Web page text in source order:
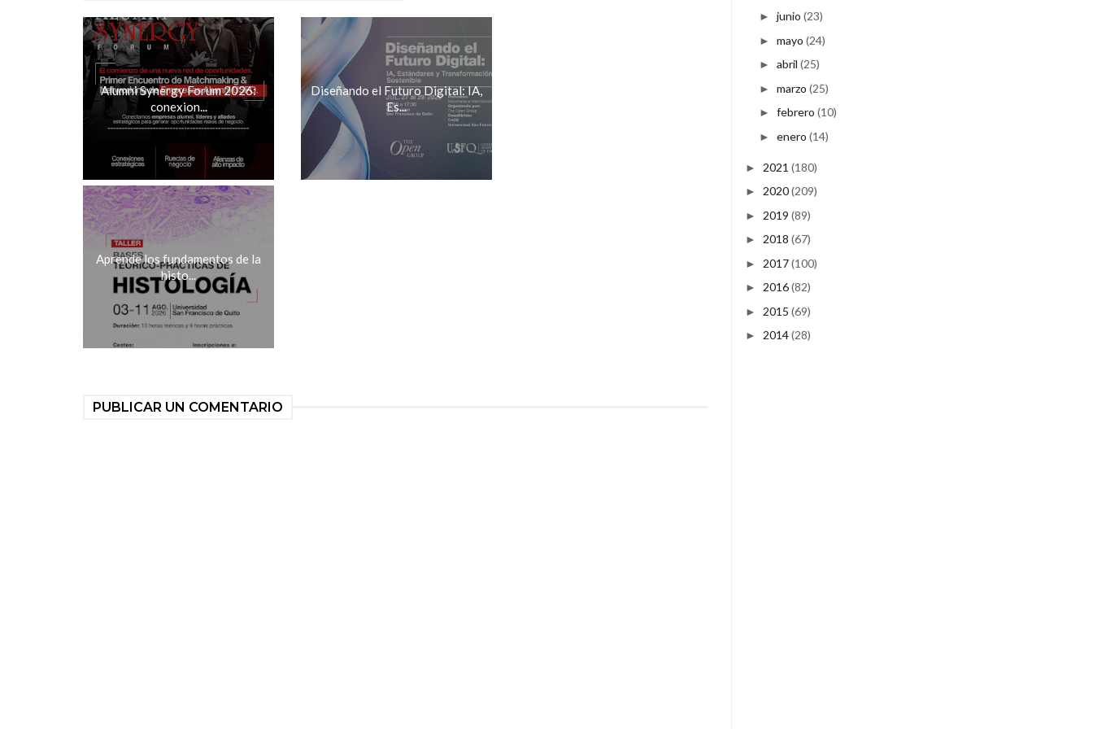
Alumni Synergy Forum 2026:
conexion...
Diseñando el Futuro Digital: IA,
Es...
Aprende los fundamentos de la
histo...
PUBLICAR UN COMENTARIO
► junio (23)
► mayo (24)
► abril (25)
► marzo (25)
► febrero (10)
► enero (14)
► 2021 (180)
► 2020(209)
► 2019 (89)
► 2018 (67)
► 2017(100)
► 2016(82)
► 2015 (69)
► 2014(28)